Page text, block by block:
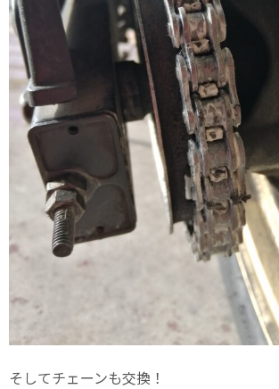
そしてチェーンも交換！